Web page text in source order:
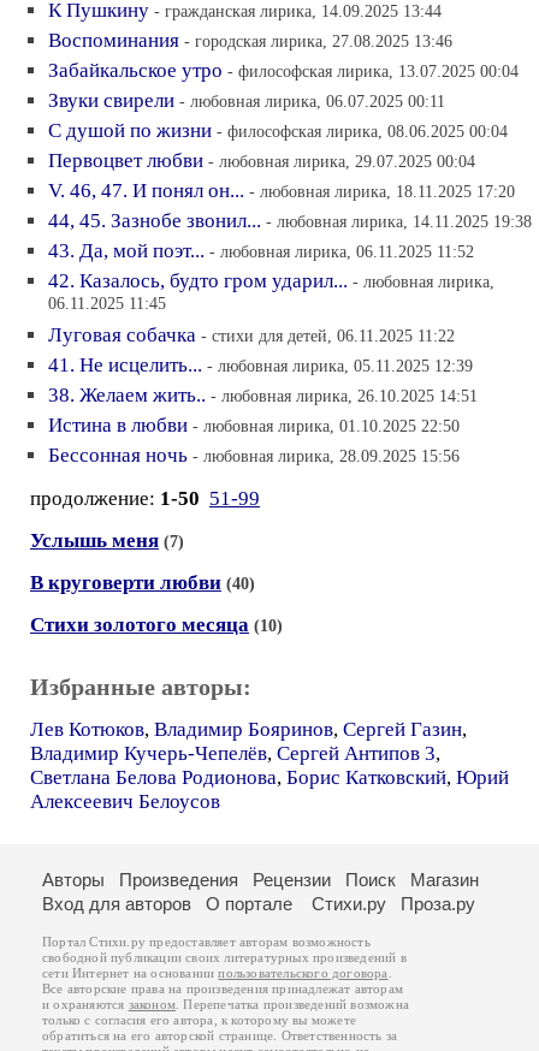
К Пушкину - гражданская лирика, 14.09.2025 13:44
Воспоминания - городская лирика, 27.08.2025 13:46
Забайкальское утро - философская лирика, 13.07.2025 00:04
Звуки свирели - любовная лирика, 06.07.2025 00:11
С душой по жизни - философская лирика, 08.06.2025 00:04
Первоцвет любви - любовная лирика, 29.07.2025 00:04
V. 46, 47. И понял он... - любовная лирика, 18.11.2025 17:20
44, 45. Зазнобе звонил... - любовная лирика, 14.11.2025 19:38
43. Да, мой поэт... - любовная лирика, 06.11.2025 11:52
42. Казалось, будто гром ударил... - любовная лирика,
06.11.2025 11:45
Луговая собачка - стихи для детей, 06.11.2025 11:22
41. Не исцелить... - любовная лирика, 05.11.2025 12:39
38. Желаем жить.. - любовная лирика, 26.10.2025 14:51
Истина в любви - любовная лирика, 01.10.2025 22:50
Бессонная ночь - любовная лирика, 28.09.2025 15:56
продолжение: 1-50 51-99
Услышь меня (7)
В круговерти любви (40)
Стихи золотого месяца (10)
Избранные авторы:
Лев Котюков, Владимир Бояринов, Сергей Газин,
Владимир Кучерь-Чепелёв, Сергей Антипов 3,
Светлана Белова Родионова, Борис Катковский, Юрий
Алексеевич Белоусов
Авторы Произведения Рецензии Поиск
Магазин
Вход для авторов
О портале Стихи.ру Проза.ру
Портал Стихи.ру предоставляет авторам возможность
свободной публикации своих литературных произведений в
сети Интернет на основаниипользовательского договора
Все авторские права на произведения принадлежат авторам
и охраняются законом . Перепечатка произведений возможна
только с согласия его автора, к которому вы можете
обратиться на его авторской странице. Ответственность за